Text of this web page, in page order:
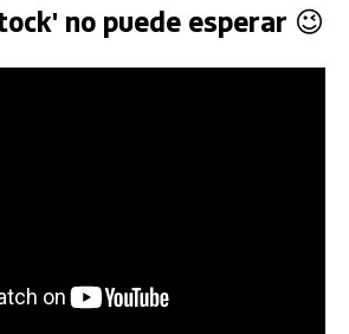
no puede esperar 😉